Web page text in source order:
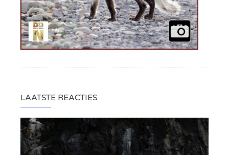
LAATSTE REACTIES